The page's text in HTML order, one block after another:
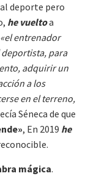
deporte pero
he vueltoa
«el entrenador
para
adquirir un
a los
en el terreno,
Séneca de que
, En 2019 he
mágica.